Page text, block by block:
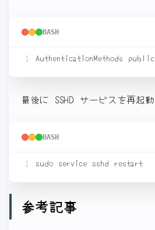
BASH
最後に SSHD サービスを再起動
BASH
参考記事